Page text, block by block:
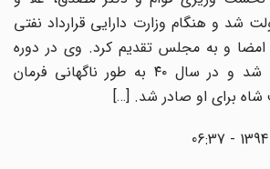
شد و هنگام وزارت دارایی قرارداد نفتی
امضا و به مجلس تقدیم کرد. وی در دوره
پانزدهم وارد مجلس شد و در سال ۴۰ به طور ناگهانی فرمان
برای او صادر شد. […]